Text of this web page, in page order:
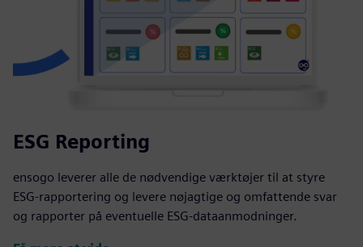
ESG Reporting
ensogo leverer alle de nødvendige værktøjer til at styre
ESG-rapportering og levere nøjagtige og omfattende svar
og rapporter på eventuelle ESG-dataanmodninger.